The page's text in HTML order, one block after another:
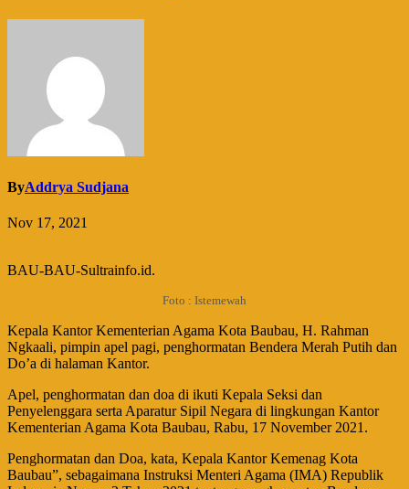
ByAddrya Sudjana
Nov 17, 2021
BAU-BAU-Sultrainfo.id.
Foto : Istemewah
Kepala Kantor Kementerian Agama Kota Baubau, H. Rahman
Ngkaali, pimpin apel pagi, penghormatan Bendera Merah Putih dan
Do’a di halaman Kantor.
Apel, penghormatan dan doa di ikuti Kepala Seksi dan
Penyelenggara serta Aparatur Sipil Negara di lingkungan Kantor
Kementerian Agama Kota Baubau, Rabu, 17 November 2021.
Penghormatan dan Doa, kata, Kepala Kantor Kemenag Kota
Baubau”, sebagaimana Instruksi Menteri Agama (IMA) Republik